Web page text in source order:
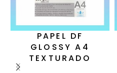
PAPEL DF
GLOSSY A4
TEXTURADO